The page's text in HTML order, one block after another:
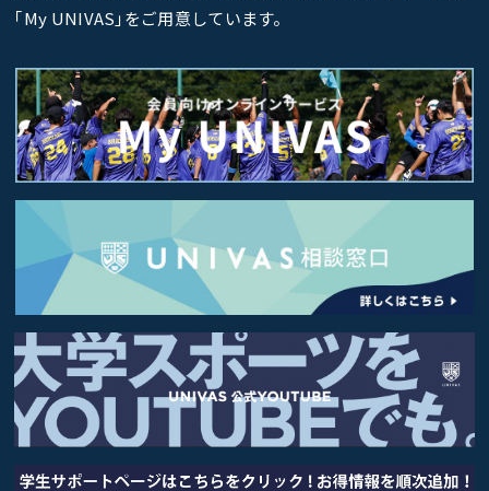
｢My UNIVAS｣をご用意しています。